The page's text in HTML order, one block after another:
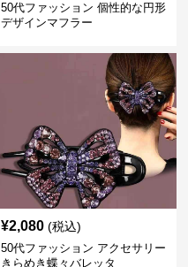
50代ファッション 個性的な円形
デザインマフラー
¥2,080 (税込)
50代ファッション アクセサリー
きらめき蝶々バレッタ